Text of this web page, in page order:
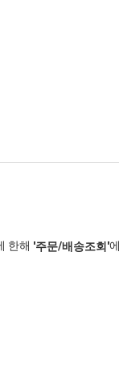
한해 '주문/배송조회'